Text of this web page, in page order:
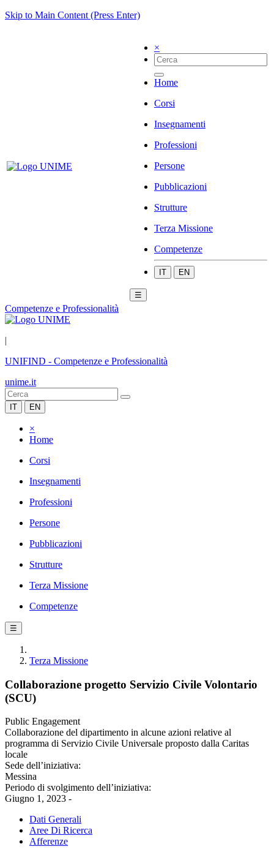
Skip to Main Content (Press Enter)
×
Home
Corsi
Insegnamenti
Professioni
Persone
Pubblicazioni
Strutture
Terza Missione
Competenze
IT EN
☰
Competenze e Professionalità
|
UNIFIND - Competenze e Professionalità
unime.it
IT EN
×
Home
Corsi
Insegnamenti
Professioni
Persone
Pubblicazioni
Strutture
Terza Missione
Competenze
☰
Terza Missione
Collaborazione progetto Servizio Civile Volontario
(SCU)
Public Engagement
Collaborazione del dipartimento in alcune azioni relative al
programma di Servizio Civile Universale proposto dalla Caritas
locale
Sede dell’iniziativa:
Messina
Periodo di svolgimento dell’iniziativa:
Giugno 1, 2023 -
Dati Generali
Aree Di Ricerca
Afferenze